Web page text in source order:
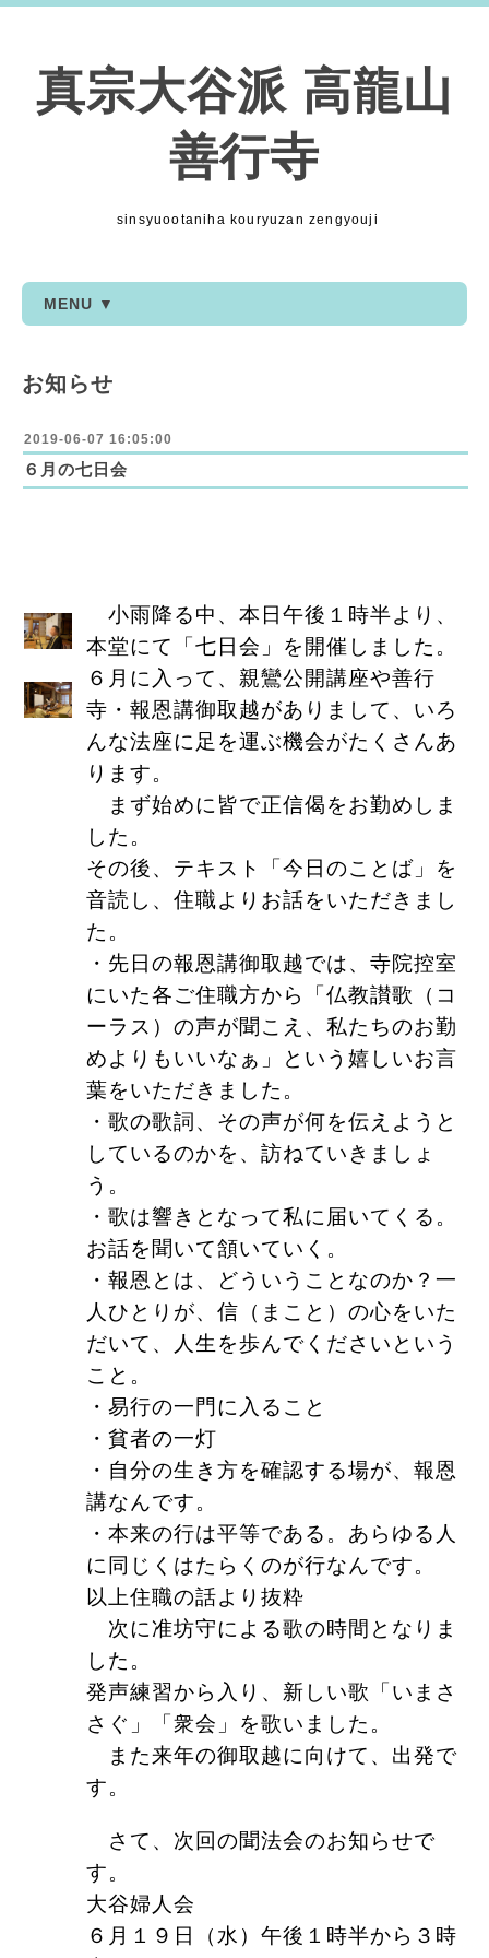
真宗大谷派 高龍山
善行寺
sinsyuootaniha kouryuzan zengyouji
MENU ▼
お知らせ
2019-06-07 16:05:00
６月の七日会
小雨降る中、本日午後１時半より、
本堂にて「七日会」を開催しました。
６月に入って、親鸞公開講座や善行
寺・報恩講御取越がありまして、いろ
んな法座に足を運ぶ機会がたくさんあ
ります。
まず始めに皆で正信偈をお勤めしま
した。
その後、テキスト「今日のことば」を
音読し、住職よりお話をいただきまし
た。
・先日の報恩講御取越では、寺院控室
にいた各ご住職方から「仏教讃歌（コ
ーラス）の声が聞こえ、私たちのお勤
めよりもいいなぁ」という嬉しいお言
葉をいただきました。
・歌の歌詞、その声が何を伝えようと
しているのかを、訪ねていきましょ
う。
・歌は響きとなって私に届いてくる。
お話を聞いて頷いていく。
・報恩とは、どういうことなのか？一
人ひとりが、信（まこと）の心をいた
だいて、人生を歩んでくださいという
こと。
・易行の一門に入ること
・貧者の一灯
・自分の生き方を確認する場が、報恩
講なんです。
・本来の行は平等である。あらゆる人
に同じくはたらくのが行なんです。
以上住職の話より抜粋
次に准坊守による歌の時間となりま
した。
発声練習から入り、新しい歌「いまさ
さぐ」「衆会」を歌いました。
また来年の御取越に向けて、出発で
す。
さて、次回の聞法会のお知らせで
す。
大谷婦人会
６月１９日（水） 午後１時半から３時